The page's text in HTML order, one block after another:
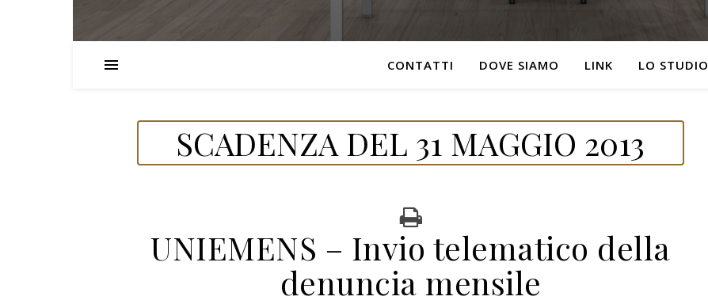
CONTATTI DOVE SIAMO LINK LO STUDIO
SCADENZA DEL 31 MAGGIO 2013
UNIEMENS – Invio telematico della
denuncia mensile